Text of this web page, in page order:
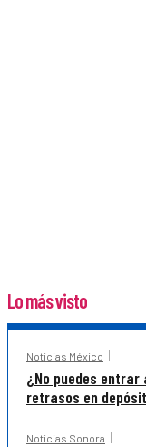
Lo más visto
Noticias México
¿No puedes entrar
retrasos en
Noticias Sonora